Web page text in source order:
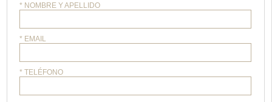
* NOMBRE Y APELLIDO
* EMAIL
* TELÉFONO